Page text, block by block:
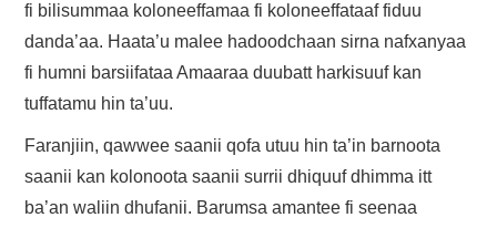
fi bilisummaa koloneeffamaa fi koloneeffataaf fiduu
danda’aa. Haata’u malee hadoodchaan sirna nafxanyaa
fi humni barsiifataa Amaaraa duubatt harkisuuf kan
tuffatamu hin ta’uu.
Faranjiin, qawwee saanii qofa utuu hin ta’in barnoota
saanii kan kolonoota saanii surrii dhiquuf dhimma itt
ba’an waliin dhufanii. Barumsa amantee fi seenaa